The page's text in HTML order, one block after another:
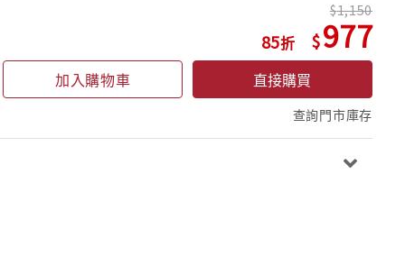
85
1,150
977
加入購物車 直接購買
查詢門市庫存